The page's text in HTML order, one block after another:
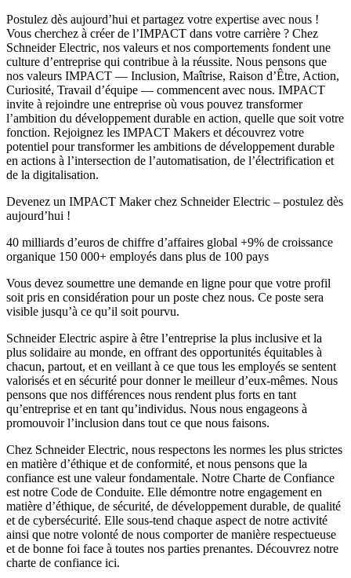
Postulez dès aujourd’hui et partagez votre expertise avec nous !
Vous cherchez à créer de l’IMPACT dans votre carrière ? Chez
Schneider Electric, nos valeurs et nos comportements fondent une
culture d’entreprise qui contribue à la réussite. Nous pensons que
nos valeurs IMPACT — Inclusion, Maîtrise, Raison d’Être, Action,
Curiosité, Travail d’équipe — commencent avec nous. IMPACT
invite à rejoindre une entreprise où vous pouvez transformer
l’ambition du développement durable en action, quelle que soit votre
fonction. Rejoignez les IMPACT Makers et découvrez votre
potentiel pour transformer les ambitions de développement durable
en actions à l’intersection de l’automatisation, de l’électrification et
de la digitalisation.
Devenez un IMPACT Maker chez Schneider Electric – postulez dès
aujourd’hui !
40 milliards d’euros de chiffre d’affaires global +9% de croissance
organique 150 000+ employés dans plus de 100 pays
Vous devez soumettre une demande en ligne pour que votre profil
soit pris en considération pour un poste chez nous. Ce poste sera
visible jusqu’à ce qu’il soit pourvu.
Schneider Electric aspire à être l’entreprise la plus inclusive et la
plus solidaire au monde, en offrant des opportunités équitables à
chacun, partout, et en veillant à ce que tous les employés se sentent
valorisés et en sécurité pour donner le meilleur d’eux-mêmes. Nous
pensons que nos différences nous rendent plus forts en tant
qu’entreprise et en tant qu’individus. Nous nous engageons à
promouvoir l’inclusion dans tout ce que nous faisons.
Chez Schneider Electric, nous respectons les normes les plus strictes
en matière d’éthique et de conformité, et nous pensons que la
confiance est une valeur fondamentale. Notre Charte de Confiance
est notre Code de Conduite. Elle démontre notre engagement en
matière d’éthique, de sécurité, de développement durable, de qualité
et de cybersécurité. Elle sous-tend chaque aspect de notre activité
ainsi que notre volonté de nous comporter de manière respectueuse
et de bonne foi face à toutes nos parties prenantes. Découvrez notre
charte de confiance ici.